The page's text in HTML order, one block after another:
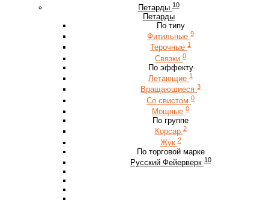
Петарды 10
Петарды
По типу
Фитильные 9
Терочные 1
Связки 0
По эффекту
Летающие 1
Вращающиеся 3
Со свистом 0
Мощные 0
По группе
Корсар 2
Жук 2
По торговой марке
Русский Фейерверк 10